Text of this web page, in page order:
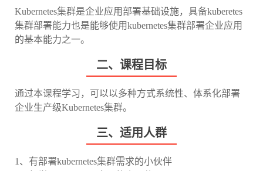
Kubernetes集群是企业应用部署基础设施，具备kuberetes
集群部署能力也是能够使用kubernetes集群部署企业应用
的基本能力之一。
二、课程目标
通过本课程学习，可以以多种方式系统性、体系化部署
企业生产级Kubernetes集群。
三、适用人群
1、有部署kubernetes集群需求的小伙伴